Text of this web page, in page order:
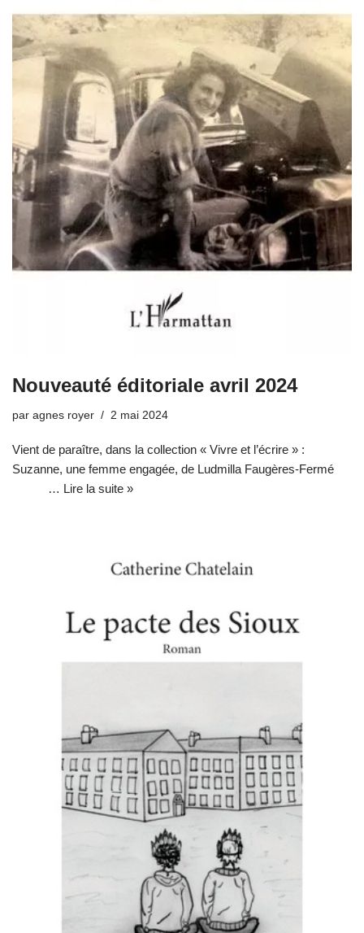
Nouveauté éditoriale avril 2024
par agnes royer 2 mai 2024
Vient de paraître, dans la collection « Vivre et l’écrire » :
Suzanne, une femme engagée, de Ludmilla Faugères-Fermé
… Lire la suite »